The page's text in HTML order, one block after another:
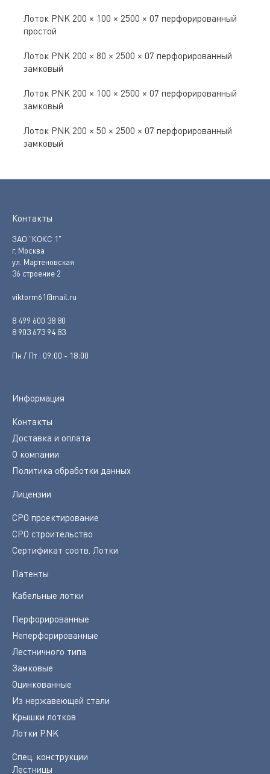
Лоток PNK 200 × 100 × 2500 × 07 перфорированный
простой
Лоток PNK 200 × 80 × 2500 × 07 перфорированный
замковый
Лоток PNK 200 × 100 × 2500 × 07 перфорированный
замковый
Лоток PNK 200 × 50 × 2500 × 07 перфорированный
замковый
Контакты
ЗАО "КОКС 1"
г. Москва
ул. Мартеновская
36 строение 2
viktorm61@mail.ru
8 499 600 38 80
8 903 673 94 83
Пн / Пт : 09:00 - 18:00
Информация
Контакты
Доставка и оплата
О компании
Политика обработки данных
Лицензии
СРО проектирование
СРО строительство
Сертификат соотв. Лотки
Патенты
Кабельные лотки
Перфорированные
Неперфорированные
Лестничного типа
Замковые
Оцинкованные
Из нержавеющей стали
Крышки лотков
Лотки PNK
Спец. конструкции
Лестницы